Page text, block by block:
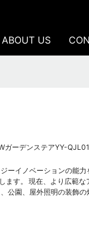
ABOUT US
ガーデンステアYY-
ーイノベーションの能
ます。 現在、より広範
公園、屋外照明の装飾